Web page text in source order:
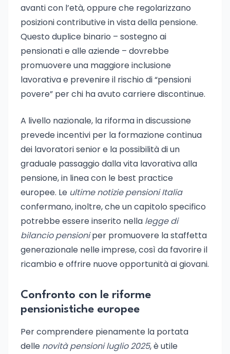
avanti con l’età, oppure che regolarizzano
posizioni contributive in vista della pensione.
Questo duplice binario – sostegno ai
pensionati e alle aziende – dovrebbe
promuovere una maggiore inclusione
lavorativa e prevenire il rischio di “pensioni
povere” per chi ha avuto carriere discontinue.
A livello nazionale, la riforma in discussione
prevede incentivi per la formazione continua
dei lavoratori senior e la possibilità di un
graduale passaggio dalla vita lavorativa alla
pensione, in linea con le best practice
europee. Le ultime notizie pensioni Italia
confermano, inoltre, che un capitolo specifico
potrebbe essere inserito nella legge di
bilancio pensioniper promuovere la staffetta
generazionale nelle imprese, così da favorire il
ricambio e offrire nuove opportunità ai giovani.
Confronto con le riforme
pensionistiche europee
Per comprendere pienamente la portata
delle novità pensioni luglio 2025, è utile